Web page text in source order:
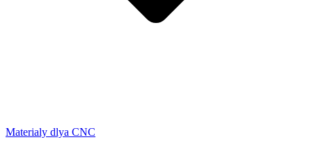
Materialy dlya CNC